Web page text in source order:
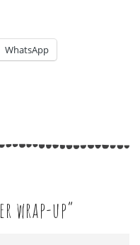
WhatsApp
wrap-up”